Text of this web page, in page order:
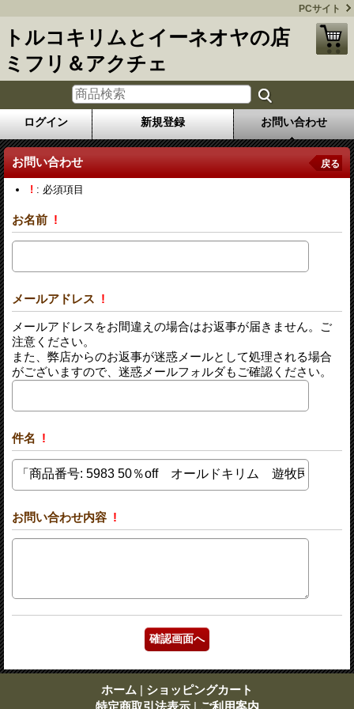
PCサイト
トルコキリムとイーネオヤの店
ミフリ＆アクチェ
ログイン 新規登録 お問い合わせ
お問い合わせ 戻る
! : 必須項目
お名前 !
メールアドレス !
メールアドレスをお間違えの場合はお返事が届きません。ご
注意ください。
また、弊店からのお返事が迷惑メールとして処理される場合
がございますので、迷惑メールフォルダもご確認ください。
件名 !
お問い合わせ内容 !
ホーム | ショッピングカート
特定商取引法表示 | ご利用案内